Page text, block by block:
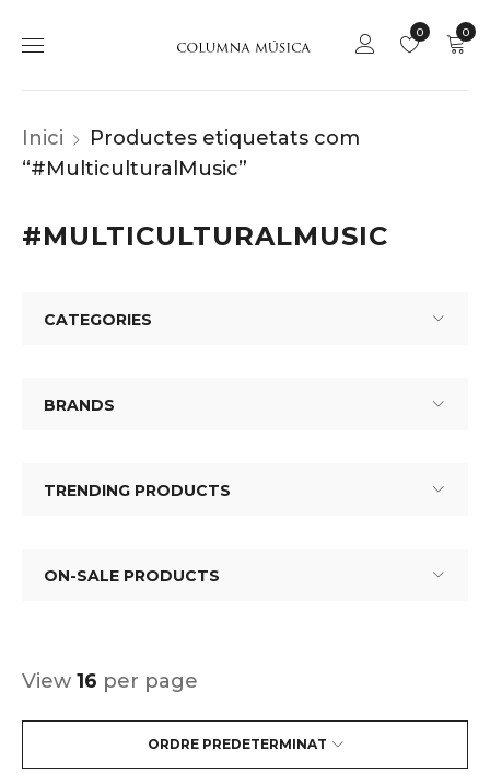
0
0
Inici
Productes etiquetats com
“#MulticulturalMusic”
#MULTICULTURALMUSIC
CATEGORIES
BRANDS
TRENDING PRODUCTS
ON-SALE PRODUCTS
ORDRE PREDETERMINAT
View 16 per page